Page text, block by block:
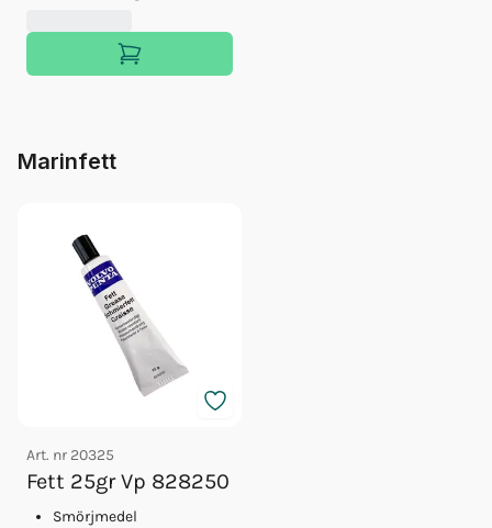
Marinfett
Art. nr 20325
Fett 25gr Vp 828250
Smörjmedel